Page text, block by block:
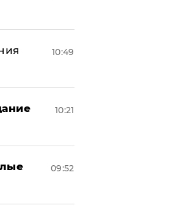
10:49
10:21
09:52